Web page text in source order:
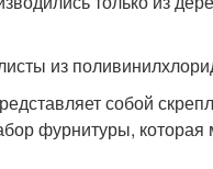
из
собой
фурнитуры,